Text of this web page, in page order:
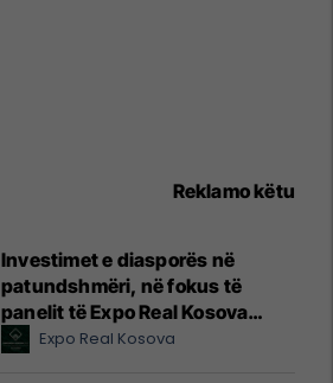
Reklamo këtu
Investimet e diasporës në
patundshmëri, në fokus të
panelit të Expo Real Kosova
2026Expo Real Kosova